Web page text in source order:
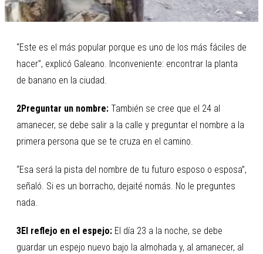
“Este es el más popular porque es uno de los más fáciles de
hacer”, explicó Galeano. Inconveniente: encontrar la planta
de banano en la ciudad.
2Preguntar un nombre: También se cree que el 24 al
amanecer, se debe salir a la calle y preguntar el nombre a la
primera persona que se te cruza en el camino.
“Esa será la pista del nombre de tu futuro esposo o esposa”,
señaló. Si es un borracho, dejaité nomás. No le preguntes
nada.
3El reflejo en el espejo: El día 23 a la noche, se debe
guardar un espejo nuevo bajo la almohada y, al amanecer, al